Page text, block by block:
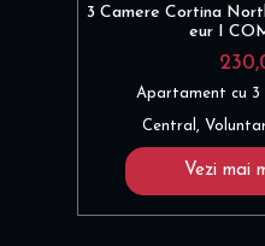
3 Camere Cortina
eur I
Apartament cu 3
Central,
Vezi mai